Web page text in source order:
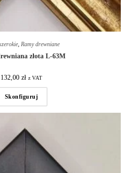
, Ramy drewniane
złota L-63M
132,00 zł z VAT
Skonfiguruj